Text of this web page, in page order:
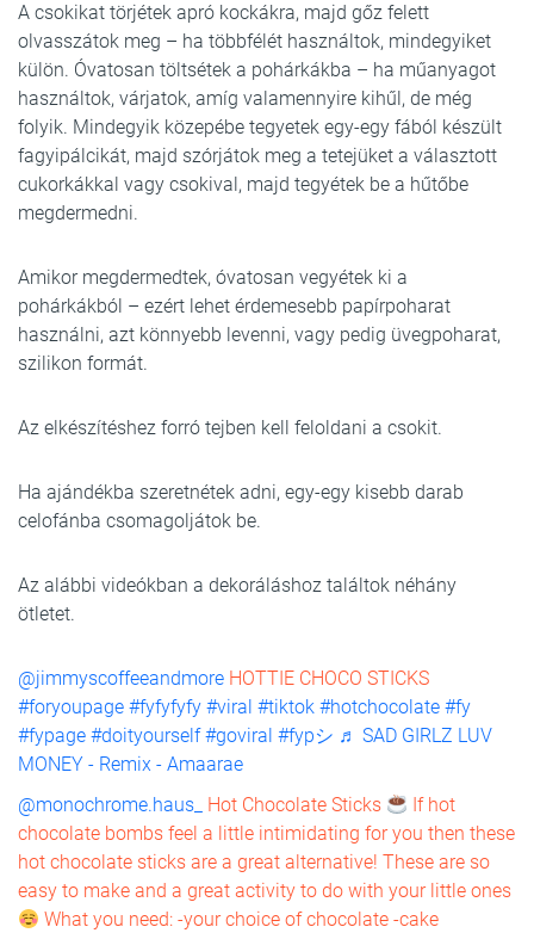
A csokikat törjétek apró kockákra, majd gőz felett
olvasszátok meg – ha többfélét használtok, mindegyiket
külön. Óvatosan töltsétek a pohárkákba – ha műanyagot
használtok, várjatok, amíg valamennyire kihűl, de még
folyik. Mindegyik közepébe tegyetek egy-egy fából készült
fagyipálcikát, majd szórjátok meg a tetejüket a választott
cukorkákkal vagy csokival, majd tegyétek be a hűtőbe
megdermedni.
Amikor megdermedtek, óvatosan vegyétek ki a
pohárkákból – ezért lehet érdemesebb papírpoharat
használni, azt könnyebb levenni, vagy pedig üvegpoharat,
szilikon formát.
Az elkészítéshez forró tejben kell feloldani a csokit.
Ha ajándékba szeretnétek adni, egy-egy kisebb darab
celofánba csomagoljátok be.
Az alábbi videókban a dekoráláshoz találtok néhány
ötletet.
@jimmyscoffeeandmore HOTTIE CHOCO STICKS
#foryoupage #fyfyfyfy #viral #tiktok #hotchocolate #fy
#fypage #doityourself #goviral #fypシ ♬ SAD GIRLZ LUV
MONEY - Remix - Amaarae
@monochrome.haus_
Hot Chocolate Sticks
If hot
chocolate bombs feel a little intimidating for you then these
hot chocolate sticks are a great alternative! These are so
easy to make and a great activity to do with your little ones
What you need: -your choice of chocolate -cake